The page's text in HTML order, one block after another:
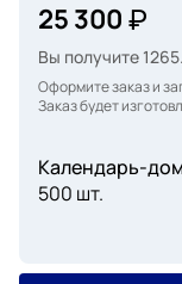
25 300
Вы получите
Оформите заказ и
Заказ будет
Календарь-
500 шт.